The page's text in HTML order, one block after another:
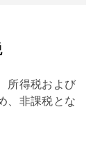
所得税および
、非課税とな